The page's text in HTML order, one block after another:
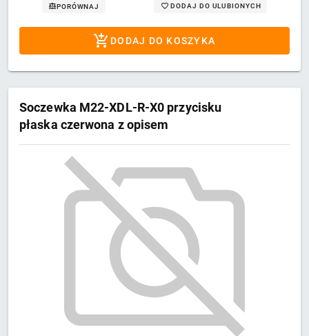
PORÓWNAJ DODAJ DO ULUBIONYCH
DODAJ DO KOSZYKA
Soczewka M22-XDL-R-X0 przycisku
płaska czerwona z opisem